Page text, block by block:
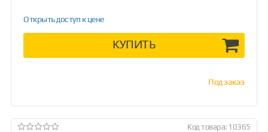
Открыть доступ к цене
КУПИТЬ
Под заказ
Код товара: 10365